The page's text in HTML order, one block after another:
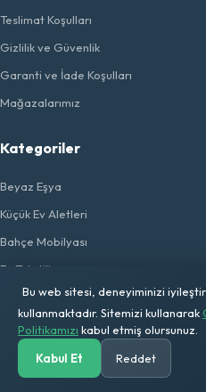
Teslimat Koşulları
Gizlilik ve Güvenlik
Garanti ve İade Koşulları
Mağazalarımız
Kategoriler
Beyaz Eşya
Küçük Ev Aletleri
Bahçe Mobilyası
Ev Tekstili
Ev Gereçleri
Elektrikli Taşıtlar
Solar Sistem
Flaş Ürünler
Kategoriler Ara
Bu web sitesi, deneyiminizi
kullanmaktadır. Sitemizi kullanarak
Politikamızı kabul etmiş olursunuz.
Kabul Et
Reddet